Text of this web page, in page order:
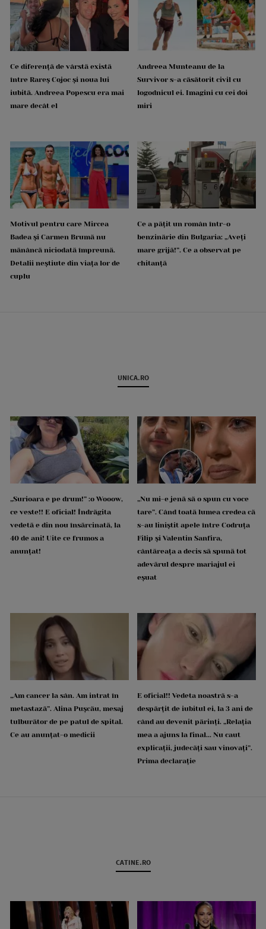
Ce diferență de vârstă există
între Rareș Cojoc și noua lui
iubită. Andreea Popescu era mai
mare decât el
Andreea Munteanu de la
Survivor s-a căsătorit civil cu
logodnicul ei. Imagini cu cei doi
miri
Motivul pentru care Mircea
Badea și Carmen Brumă nu
mănâncă niciodată împreună.
Detalii neștiute din viața lor de
cuplu
Ce a pățit un român într-o
benzinărie din Bulgaria: „Aveți
mare grijă!”. Ce a observat pe
chitanță
UNICA.RO
„Surioara e pe drum!” :o Wooow,
ce veste!! E oficial! Îndrăgita
vedetă e din nou însărcinată, la
40 de ani! Uite ce frumos a
anunțat!
„Nu mi-e jenă să o spun cu voce
tare”. Când toată lumea credea că
s-au liniștit apele între Codruța
Filip și Valentin Sanfira,
cântăreața a decis să spună tot
adevărul despre mariajul ei
eșuat
„Am cancer la sân. Am intrat în
metastază”. Alina Pușcău, mesaj
tulburător de pe patul de spital.
Ce au anunțat-o medicii
E oficial!! Vedeta noastră s-a
despărțit de iubitul ei, la 3 ani de
când au devenit părinți. „Relația
mea a ajuns la final... Nu caut
explicații, judecăți sau vinovați”.
Prima declarație
CATINE.RO